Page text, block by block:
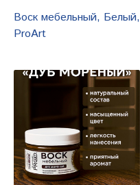
Воск мебельный, Белый,
ProArt